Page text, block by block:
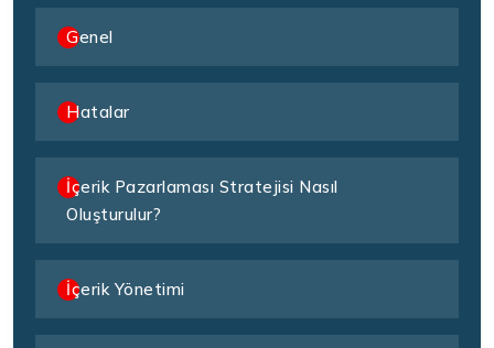
Genel
Hatalar
İçerik Pazarlaması Stratejisi Nasıl
Oluşturulur?
İçerik Yönetimi